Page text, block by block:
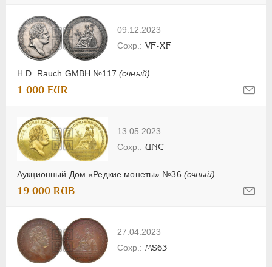
09.12.2023
H.D. Rauch GMBH №117 (очный)
VF-XF
1 000 EUR
13.05.2023
Аукционный Дом «Редкие монеты» №36 (очный)
UNC
19 000 RUB
27.04.2023
MS63